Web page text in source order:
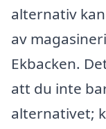
alternativ
av
Ekbacken.
att du inte
alternativet;